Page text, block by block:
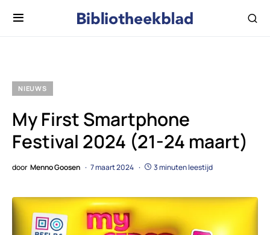
NIEUWS
My First Smartphone
Festival 2024 (21-24 maart)
door Menno Goosen 7 maart 2024 3 minuten leestijd